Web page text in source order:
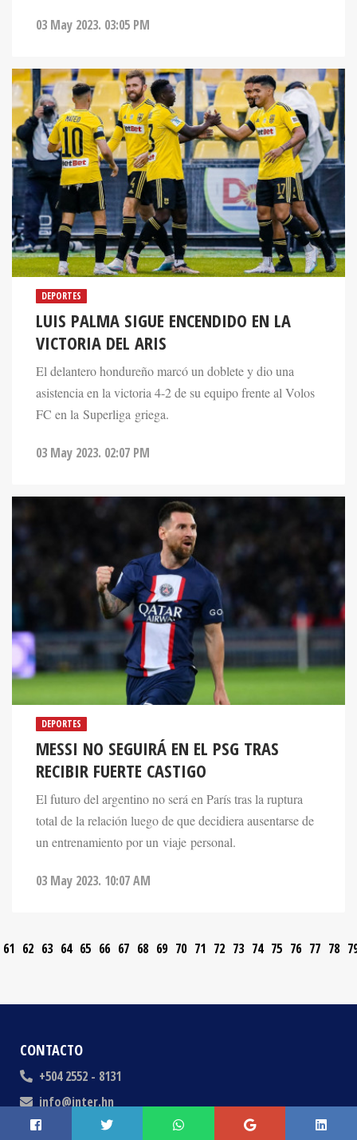
03 May 2023. 03:05 PM
DEPORTES
LUIS PALMA SIGUE ENCENDIDO EN LA
VICTORIA DEL ARIS
El delantero hondureño marcó un doblete y dio una
asistencia en la victoria 4-2 de su equipo frente al Volos
FC en la Superliga griega.
03 May 2023. 02:07 PM
DEPORTES
MESSI NO SEGUIRÁ EN EL PSG TRAS
RECIBIR FUERTE CASTIGO
El futuro del argentino no será en París tras la ruptura
total de la relación luego de que decidiera ausentarse de
un entrenamiento por un viaje personal.
03 May 2023. 10:07 AM
61 62 63 64 65 66 67 68 69 70 71 72 73 74 75 76 77 78
CONTACTO
+504 2552 - 8131
info@inter.hn
03 ave 11 calle SO Barrio Lempira, Edificio Andalucía, Local